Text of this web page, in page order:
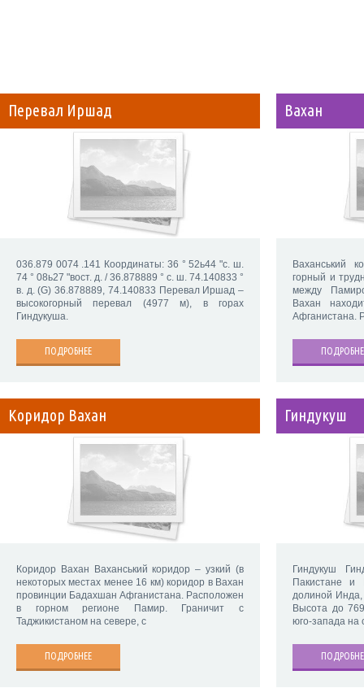
Перевал Иршад
036.879 0074 .141 Координаты: 36 ° 52ь44 "с. ш.
74 ° 08ь27 "вост. д. / 36.878889 ° с. ш. 74.140833 °
в. д. (G) 36.878889, 74.140833 Перевал Иршад –
высокогорный перевал (4977 м), в горах
Гиндукуша.
ПОДРОБНЕЕ
Вахан
Ваханський
горный и
между
Вахан
Афганистана.
Коридор Вахан
Коридор Вахан Ваханський коридор – узкий (в
некоторых местах менее 16 км) коридор в Вахан
провинции Бадахшан Афганистана. Расположен
в горном регионе Памир. Граничит с
Таджикистаном на севере, с
ПОДРОБНЕЕ
Гиндукуш
Гиндукуш
Пакистане и
долиной
Высота до
юго-запада на